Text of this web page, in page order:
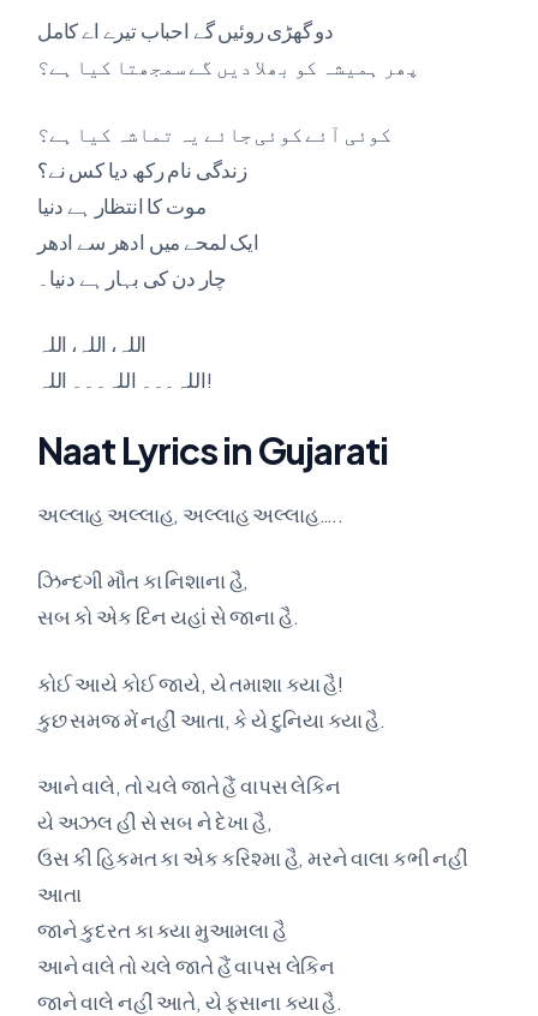
دو گھڑی روئیں گے احباب تیرے اے کامل
پھر ہمیشہ کو بھلا دیں گے سمجھتا کیا ہے؟
کوئی آئے کوئی جائے یہ تماشہ کیا ہے؟
زندگی نام رکھ دیا کس نے؟
موت کا انتظار ہے دنیا
ایک لمحے میں ادھر سے ادھر
چار دن کی بہار ہے دنیا۔
اللہ، اللہ، اللہ
اللہ۔۔۔ اللہ۔۔۔ اللہ!
Naat Lyrics in Gujarati
અલ્લાહ અલ્લાહ, અલ્લાહ અલ્લાહ…..
ઝિન્દગી મૌત કા નિશાના હૈ,
સબ કો એક દિન યહાં સે જાના હૈ.
કોઈ આયે કોઈ જાયે, યે તમાશા ક્યા હૈ!
કુછ સમજ મેં નહીં આતા, કે યે દુનિયા ક્યા હૈ.
આને વાલે, તો ચલે જાતે હૈં વાપસ લેકિન
યે અઝલ હી સે સબ ને દેખા હૈ,
ઉસ કી હિકમત કા એક કરિશ્મા હૈ, મરને વાલા કભી નહીં
આતા
જાને કુદરત કા ક્યા મુઆમલા હૈ
આને વાલે તો ચલે જાતે હૈં વાપસ લેકિન
જાને વાલે નહીં આતે, યે ફસાના ક્યા હૈ.